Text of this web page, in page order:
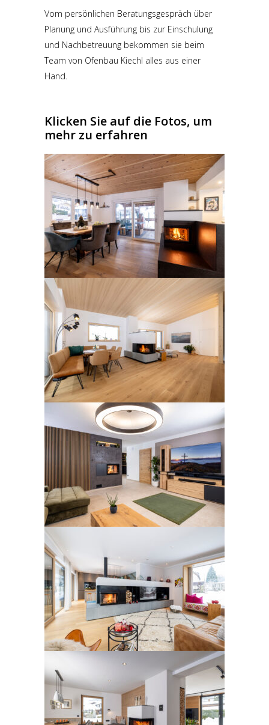
Vom persönlichen Beratungsgespräch über
Planung und Ausführung bis zur Einschulung
und Nachbetreuung bekommen sie beim
Team von Ofenbau Kiechl alles aus einer
Hand.
Klicken Sie auf die Fotos, um
mehr zu erfahren